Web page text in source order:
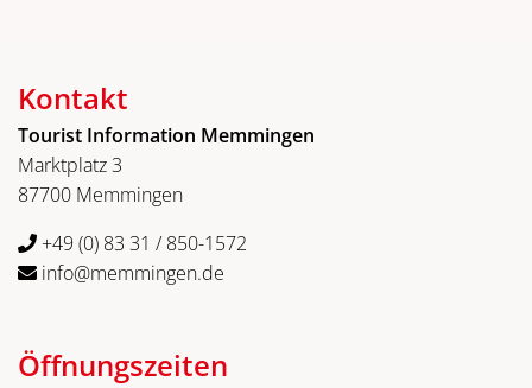
Kontakt
Tourist Information Memmingen
Marktplatz 3
87700 Memmingen
+49 (0) 83 31 / 850-1572
info@memmingen.de
Öffnungszeiten